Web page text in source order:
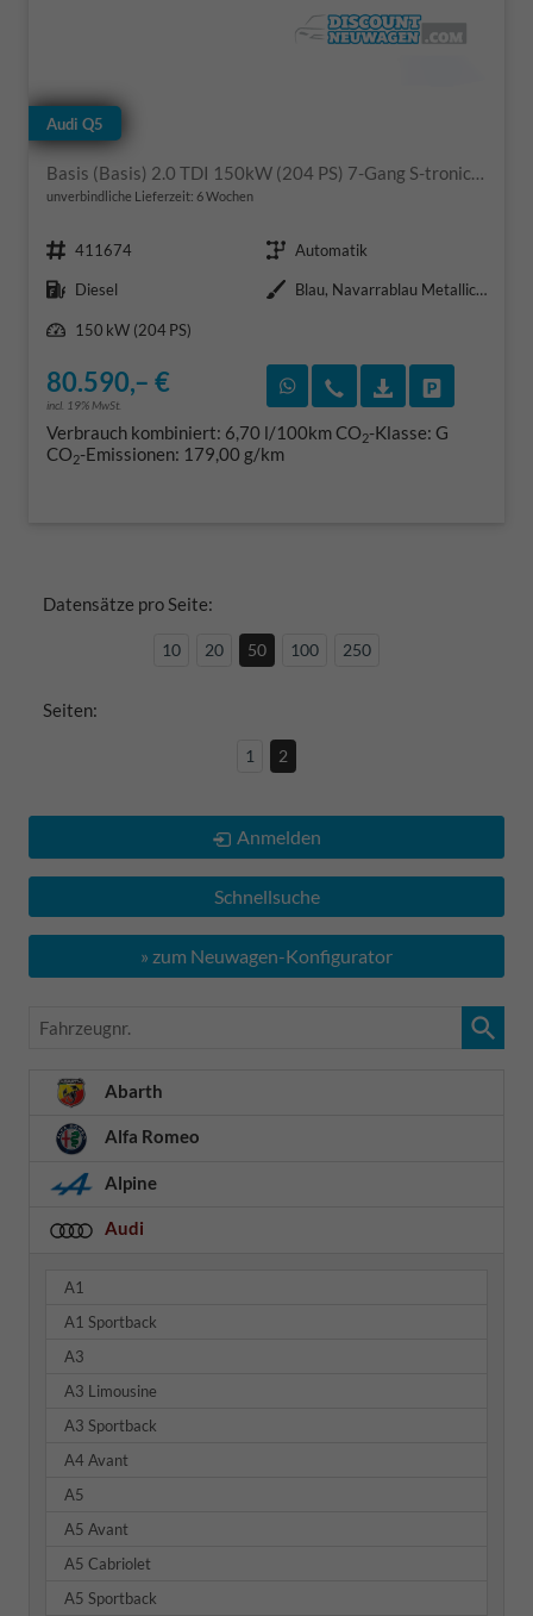
Audi Q5
Basis (Basis) 2.0 TDI 150kW (204 PS) 7-Gang S-tronic quattro
unverbindliche Lieferzeit: 6 Wochen
Fahrzeugnr. 411674 Getriebe Automatik
Kraftstoff Diesel Außenfarbe
Blau, Navarrablau Metallic (2D)
Leistung
150 kW (204 PS)
80.590,– €
incl. 19% MwSt.
Rückruf vereinbaren
Wir rufen Sie an
Verbrauch kombiniert: 6,70 l/100kmCO2-Klasse: G
CO2-Emissionen: 179,00 g/km
Datensätze pro Seite:
10 20 50 100 250
Seiten:
1 2
Anmelden
Schnellsuche
» zum Neuwagen-Konfigurator
Fahrzeugnr.
Abarth
Alfa Romeo
Alpine
Audi
A1
A1 Sportback
A3
A3 Limousine
A3 Sportback
A4 Avant
A5
A5 Avant
A5 Cabriolet
A5 Sportback